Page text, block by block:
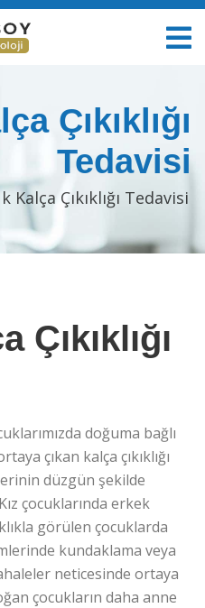
Çıkıklığı
Tedavisi
Kalça Çıkıklığı Tedavisi
doğuma bağlı
çıkan kalça çıkıklığı
düzgün şekilde
çocuklarında erkek
görülen çocuklarda
kundaklama veya
neticesinde ortaya
çocukların daha anne